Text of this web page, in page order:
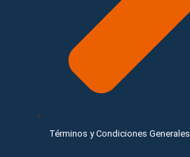
Términos y Condiciones Generales